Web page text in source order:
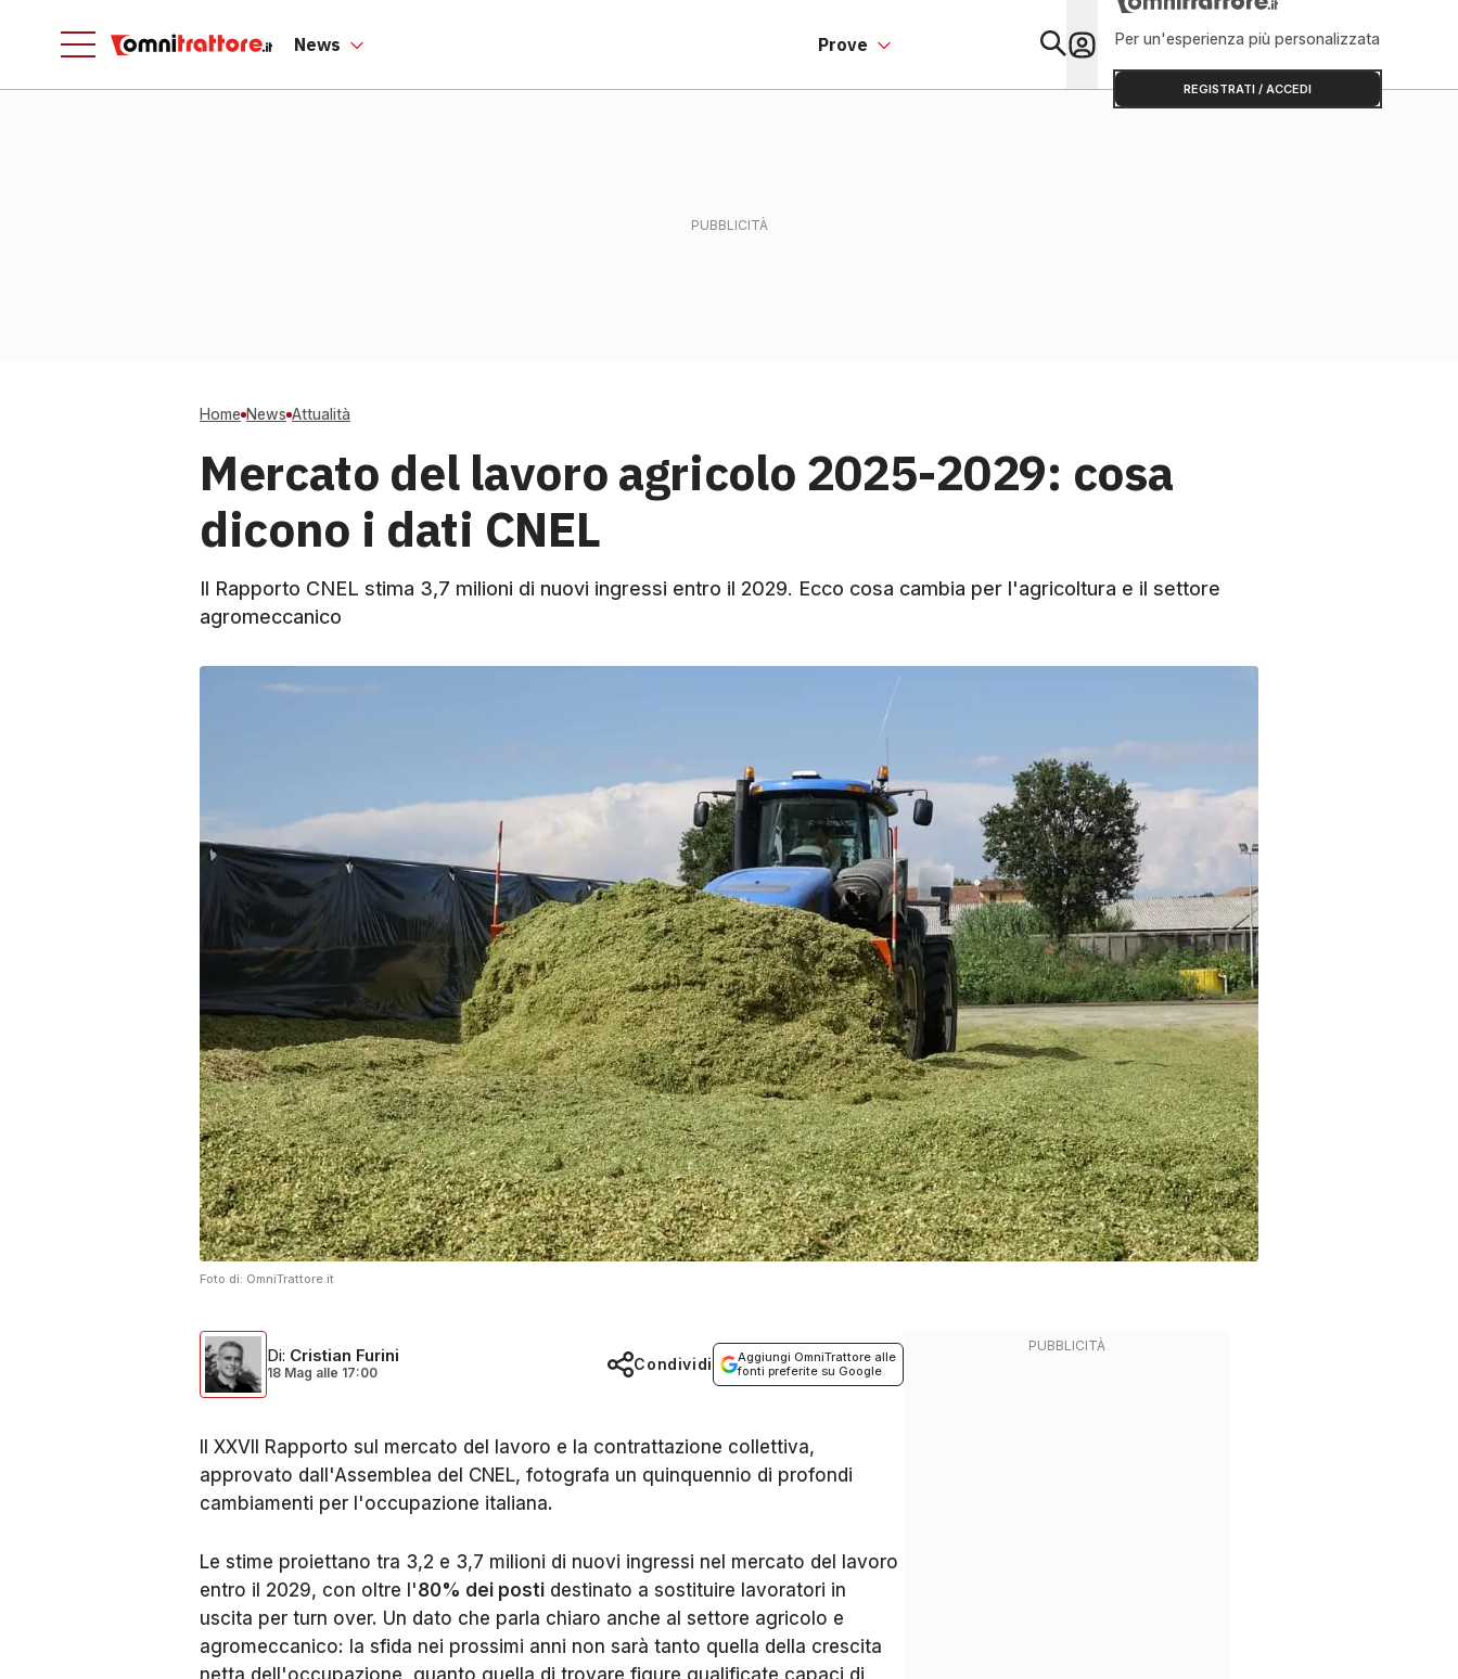
News Prove Primo Piano
Per un'esperienza più personalizzata
REGISTRATI / ACCEDI
Home News Attualità
Mercato del lavoro agricolo 2025-2029: cosa
dicono i dati CNEL
Il Rapporto CNEL stima 3,7 milioni di nuovi ingressi entro il 2029. Ecco cosa cambia per l'agricoltura e il settore
agromeccanico
Foto di: OmniTrattore.it
Di: Cristian Furini
18 Mag alle 17:00
Aggiungi OmniTrattore alle
fonti preferite su Google
Condividi
Il XXVII Rapporto sul mercato del lavoro e la contrattazione collettiva,
approvato dall'Assemblea del CNEL, fotografa un quinquennio di profondi
cambiamenti per l'occupazione italiana.
Le stime proiettano tra 3,2 e 3,7 milioni di nuovi ingressi nel mercato del lavoro
entro il 2029, con oltre l'80% dei posti destinato a sostituire lavoratori in
uscita per turn over. Un dato che parla chiaro anche al settore agricolo e
agromeccanico: la sfida nei prossimi anni non sarà tanto quella della crescita
netta dell'occupazione, quanto quella di trovare figure qualificate capaci di